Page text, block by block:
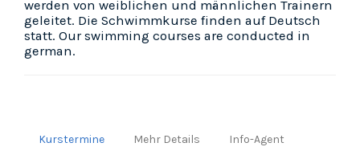
werden von weiblichen und männlichen Trainern
geleitet. Die Schwimmkurse finden auf Deutsch
statt. Our swimming courses are conducted in
german.
Kurstermine Mehr Details Info-Agent